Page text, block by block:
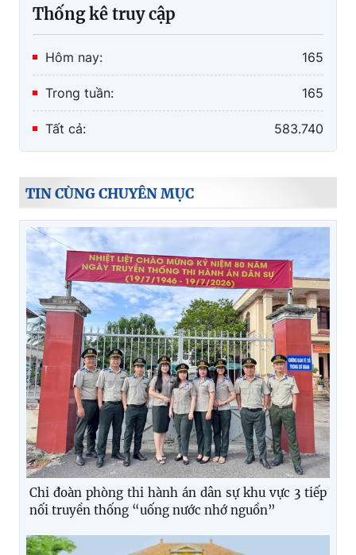
Thống kê truy cập
Hôm nay: 165
Trong tuần: 165
Tất cả: 583.740
TIN CÙNG CHUYÊN MỤC
Chi đoàn phòng thi hành án dân sự khu vực 3 tiếp
nối truyền thống “uống nước nhớ nguồn”